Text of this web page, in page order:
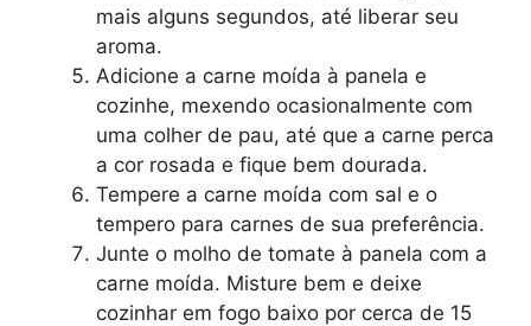
mais alguns segundos, até liberar seu
aroma.
Adicione a carne moída à panela e
cozinhe, mexendo ocasionalmente com
uma colher de pau, até que a carne perca
a cor rosada e fique bem dourada.
Tempere a carne moída com sal e o
tempero para carnes de sua preferência.
Junte o molho de tomate à panela com a
carne moída. Misture bem e deixe
cozinhar em fogo baixo por cerca de 15